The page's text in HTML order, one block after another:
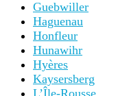
Guebwiller
Haguenau
Honfleur
Hunawihr
Hyères
Kaysersberg
L’Île-Rousse